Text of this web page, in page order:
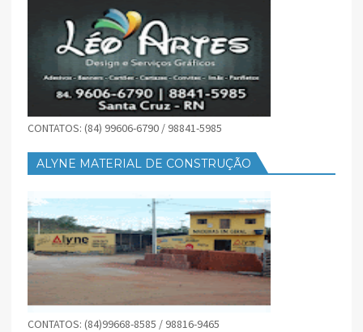
CONTATOS: (84) 99606-6790 / 98841-5985
ALYNE MATERIAL DE CONSTRUÇÃO
CONTATOS: (84)99668-8585 / 98816-9465